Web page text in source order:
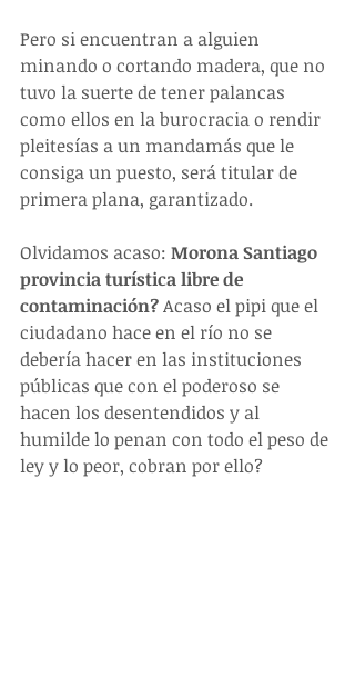
Pero si encuentran a alguien
minando o cortando madera, que no
tuvo la suerte de tener palancas
como ellos en la burocracia o rendir
pleitesías a un mandamás que le
consiga un puesto, será titular de
primera plana, garantizado.
Olvidamos acaso: Morona Santiago
provincia turística libre de
contaminación? Acaso el pipi que el
ciudadano hace en el río no se
debería hacer en las instituciones
públicas que con el poderoso se
hacen los desentendidos y al
humilde lo penan con todo el peso de
ley y lo peor, cobran por ello?